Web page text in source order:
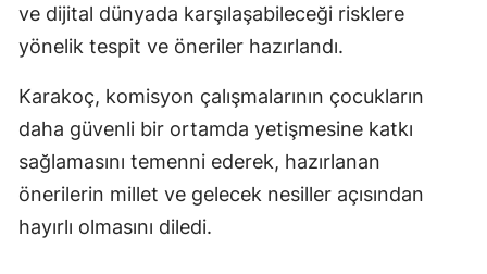
ve dijital dünyada karşılaşabileceği risklere
yönelik tespit ve öneriler hazırlandı.
Karakoç, komisyon çalışmalarının çocukların
daha güvenli bir ortamda yetişmesine katkı
sağlamasını temenni ederek, hazırlanan
önerilerin millet ve gelecek nesiller açısından
hayırlı olmasını diledi.